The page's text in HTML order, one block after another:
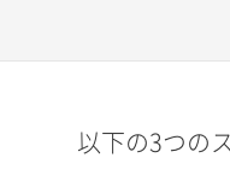
以下の3つの